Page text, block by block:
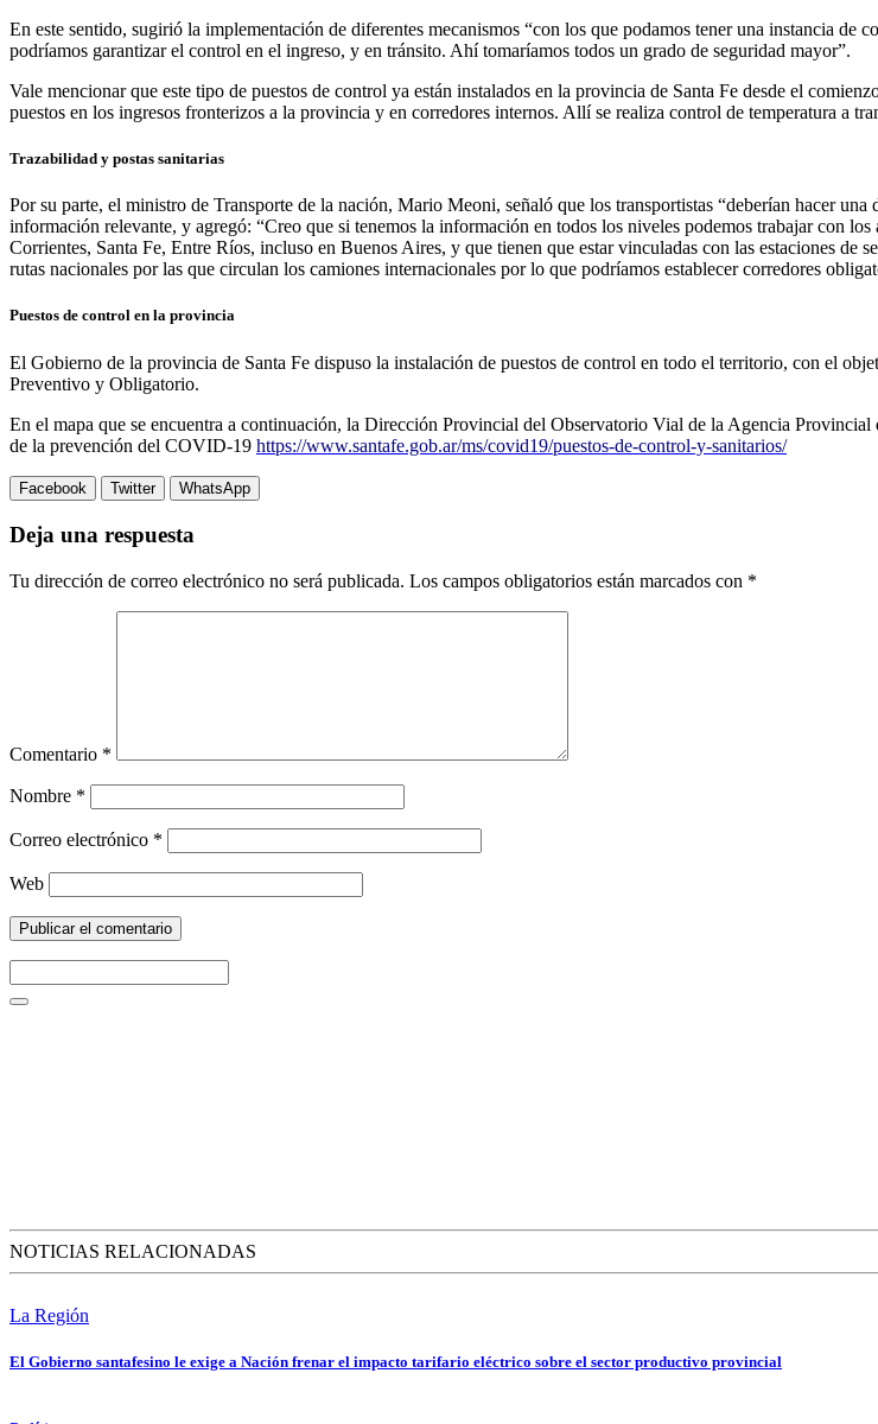
En este sentido, sugirió la implementación de diferentes mecanismos “con los que podamos tener una instancia
podríamos garantizar el control en el ingreso, y en tránsito. Ahí tomaríamos todos un grado de seguridad mayor”.
Vale mencionar que este tipo de puestos de control ya están instalados en la provincia de Santa Fe desde el
puestos en los ingresos fronterizos a la provincia y en corredores internos. Allí se realiza control de temperatura a
Trazabilidad y postas sanitarias
Por su parte, el ministro de Transporte de la nación, Mario Meoni, señaló que los transportistas “deberían hacer
información relevante, y agregó: “Creo que si tenemos la información en todos los niveles podemos trabajar con
Corrientes, Santa Fe, Entre Ríos, incluso en Buenos Aires, y que tienen que estar vinculadas con las estaciones
rutas nacionales por las que circulan los camiones internacionales por lo que podríamos establecer corredores
Puestos de control en la provincia
El Gobierno de la provincia de Santa Fe dispuso la instalación de puestos de control en todo el territorio, con el
Preventivo y Obligatorio.
En el mapa que se encuentra a continuación, la Dirección Provincial del Observatorio Vial de la Agencia
de la prevención del COVID-19 https://www.santafe.gob.ar/ms/covid19/puestos-de-control-y-sanitarios/
Facebook Twitter WhatsApp
Deja una respuesta
Tu dirección de correo electrónico no será publicada. Los campos obligatorios están marcados con *
Comentario *
Nombre *
Correo electrónico *
Web
NOTICIAS RELACIONADAS
La Región
El Gobierno santafesino le exige a Nación frenar el impacto tarifario eléctrico sobre el sector productivo provincial